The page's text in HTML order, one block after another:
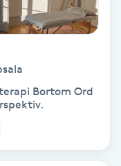
Bortom Ord